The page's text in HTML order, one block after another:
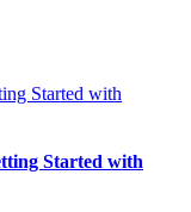
Started with